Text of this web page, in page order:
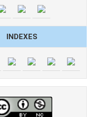
INDEXES